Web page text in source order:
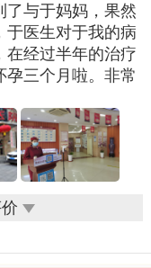
了与于妈妈，果然
于医生对于我的病
在经过半年的治疗
孕三个月啦。非常